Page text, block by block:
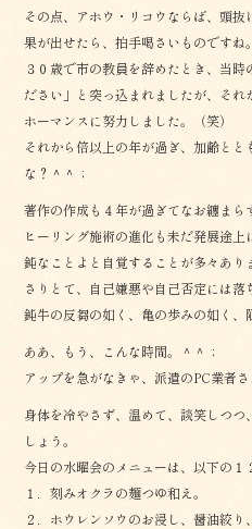
その点、アホウ・リコウならば、頭
果が出せたら、拍手喝さいものですね
３０歳で市の教員を辞めたとき、当
ださい」と突っ込まれましたが、そ
ホーマンスに努力しました。（笑）
それから倍以上の年が過ぎ、加齢と
な？＾＾；
著作の作成も４年が過ぎてなお纏まら
ヒーリング施術の進化も未だ発展途上
鈍なことよと自覚することが多々あり
さりとて、自己嫌悪や自己否定には落
鈍牛の反芻の如く、亀の歩みの如く
ああ、もう、こんな時間。＾＾；
アップを急がなきゃ、派遣のPC業者
身体を冷やさず、温めて、談笑しつ
しょう。
今日の水曜会のメニューは、以下の１
１．刻みオクラの麺つゆ和え。
２．ホウレンソウのお浸し、醤油絞り